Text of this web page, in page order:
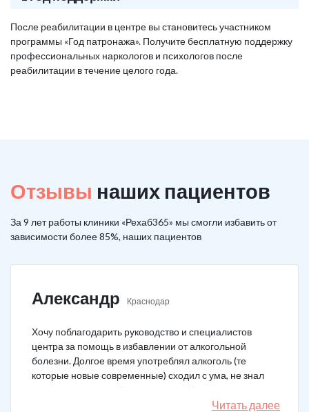
После реабилитации в центре вы становитесь участником
программы «Год патронажа». Получите бесплатную поддержку
профессиональных наркологов и психологов после
реабилитации в течение целого года.
Отзывы наших пациентов
За 9 лет работы клиники «Рехаб365» мы смогли избавить от
зависимости более 85%, наших пациентов
Александр Краснодар
Хочу поблагодарить руководство и специалистов
центра за помощь в избавлении от алкогольной
болезни. Долгое время употреблял алкоголь (те
которые новые современные) сходил с ума, не знал
куда деться от своей зависимости. Искал тех кто
сможет мне помочь в интернете, позвонил, приехал.
Читать далее